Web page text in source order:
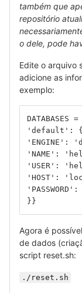
também que
repositório
o dele, pode
Edite o arquivo
adicione as
exemplo:
DATABASES
'default': {
'ENGINE':
'NAME':
'USER':
'HOST':
'PASSWORD':
}}
Agora é
de dados
script reset.sh:
./reset.sh